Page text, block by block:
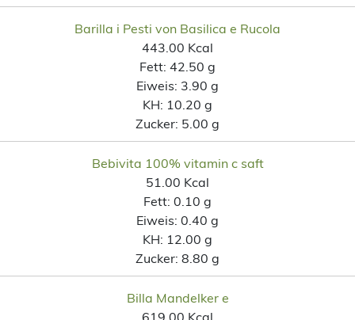
Barilla i Pesti von Basilica e Rucola
443.00 Kcal
Fett: 42.50 g
Eiweis: 3.90 g
KH: 10.20 g
Zucker: 5.00 g
Bebivita 100% vitamin c saft
51.00 Kcal
Fett: 0.10 g
Eiweis: 0.40 g
KH: 12.00 g
Zucker: 8.80 g
Billa Mandelker e
619.00 Kcal